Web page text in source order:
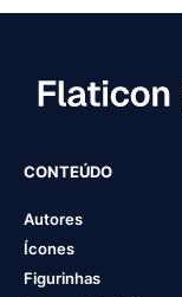
CONTEÚDO
Autores
Ícones
Figurinhas